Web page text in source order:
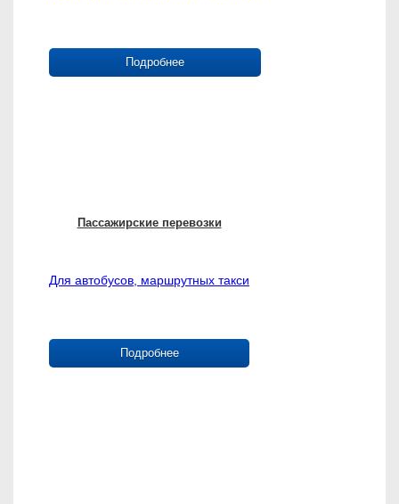
Подробнее
Пассажирские перевозки
Для автобусов, маршрутных такси
Подробнее